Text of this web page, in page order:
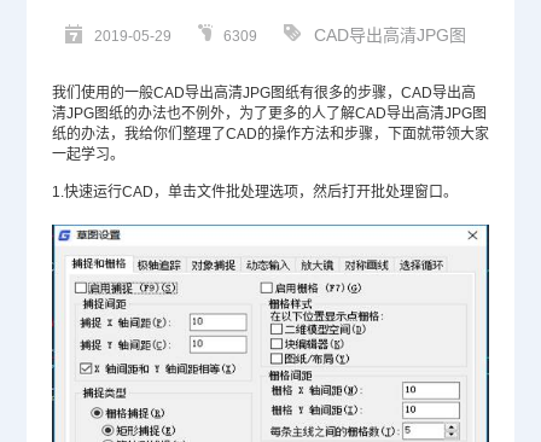
2019-05-29 6309 CAD导出高清JPG图
我们使用的一般CAD导出高清JPG图纸有很多的步骤，CAD导出高
清JPG图纸的办法也不例外，为了更多的人了解CAD导出高清JPG图
纸的办法，我给你们整理了CAD的操作方法和步骤，下面就带领大家
一起学习。
1.快速运行CAD，单击文件批处理选项，然后打开批处理窗口。